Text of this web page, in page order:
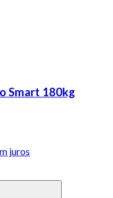
Smart 180kg
juros